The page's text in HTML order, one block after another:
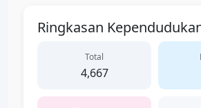
Ringkasan
Total
4,667